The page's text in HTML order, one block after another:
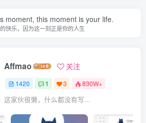
moment, this moment is your life.
快乐，因为这一刻正是你的人生
Affmao 关注
1420 1 3 830W+
这家伙很懒，什么都没有写...